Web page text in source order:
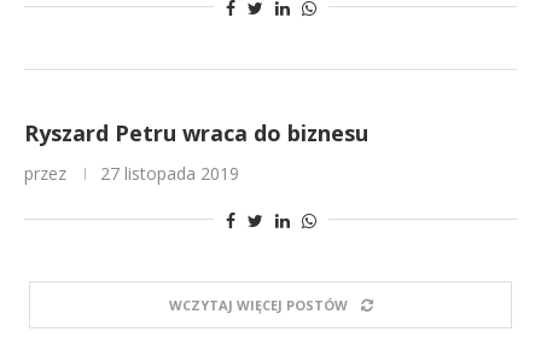
Ryszard Petru wraca do biznesu
przez 27 listopada 2019
WCZYTAJ WIĘCEJ POSTÓW